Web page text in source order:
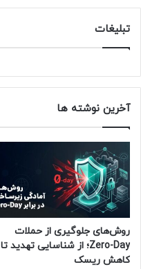
تبلیغات
آخرین نوشته ها
روش‌های جلوگیری از حملات
Zero-Day؛ از شناسایی تهدید تا
کاهش ریسک